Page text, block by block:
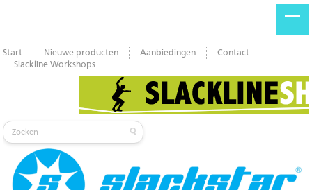
Start Nieuwe producten Aanbiedingen
Contact
Slackline Workshops